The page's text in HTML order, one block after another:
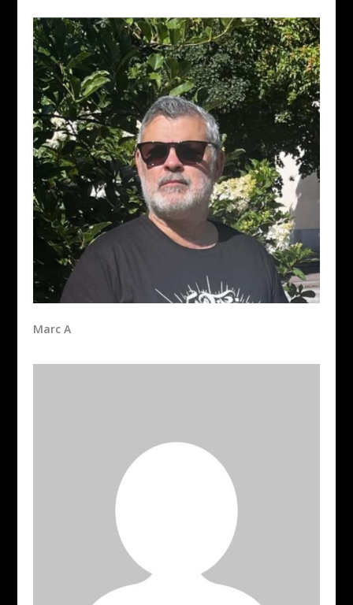
Marc A